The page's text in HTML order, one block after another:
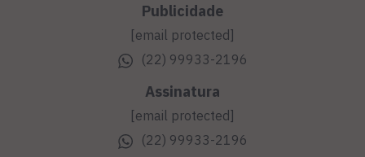
Publicidade
[email protected]
(22) 99933-2196
Assinatura
[email protected]
(22) 99933-2196